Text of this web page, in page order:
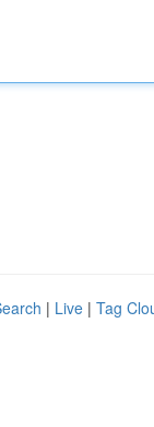
| Live | Tag